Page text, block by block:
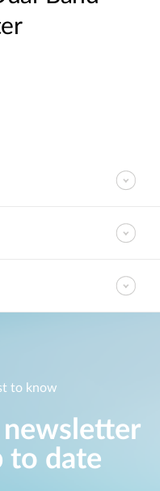
to know
to date